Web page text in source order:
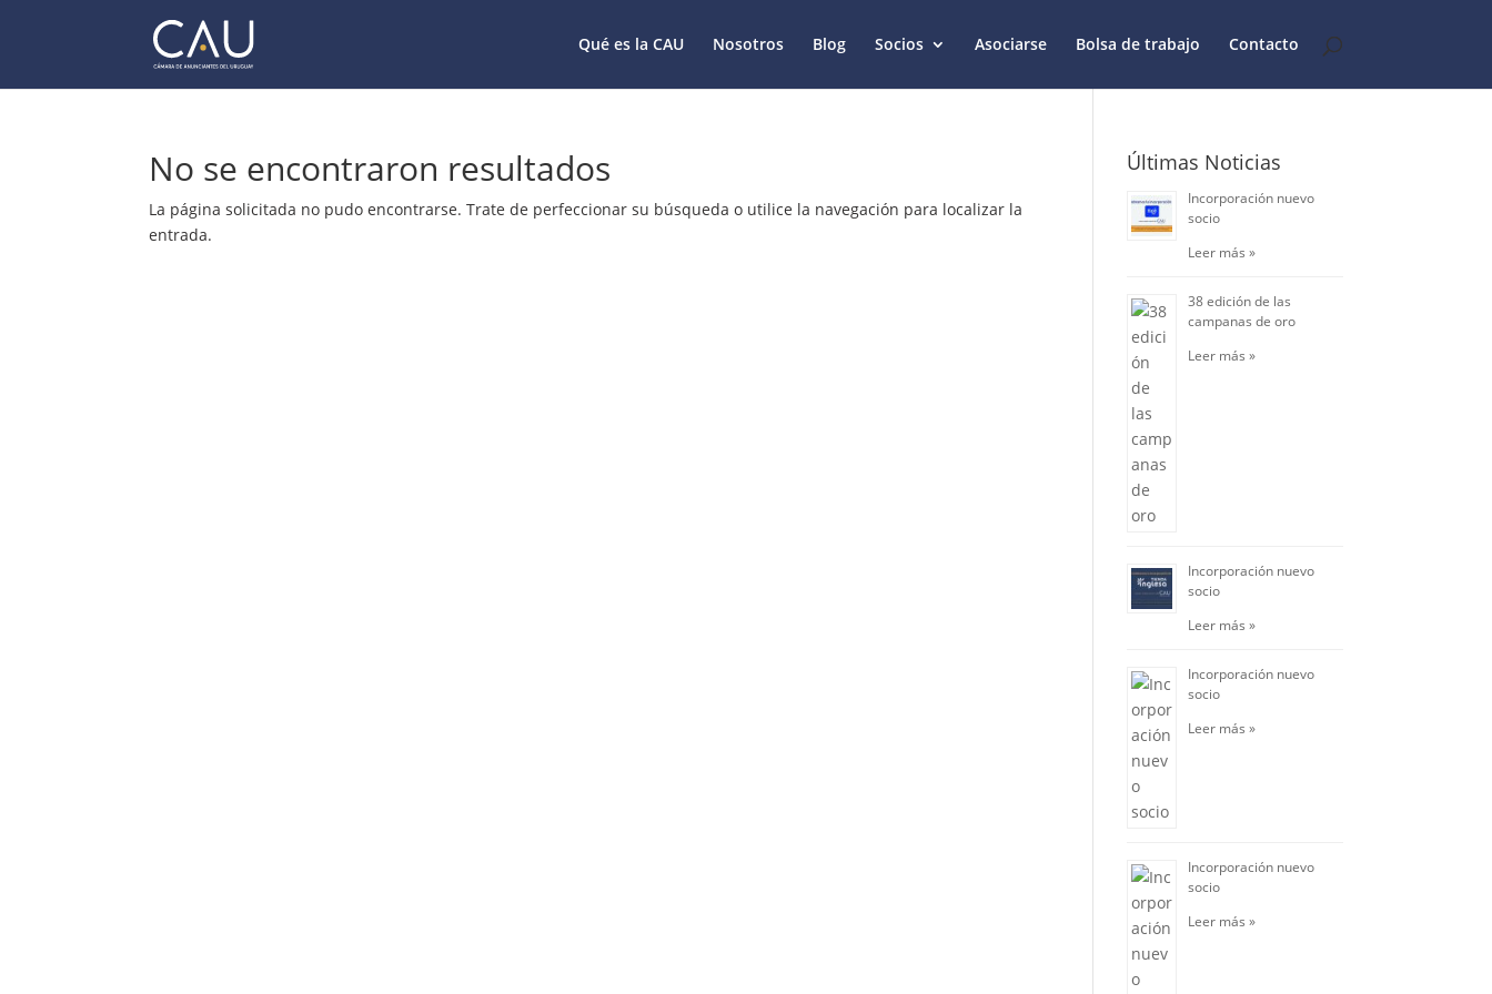
Qué es la CAU Nosotros Blog Socios Asociarse Bolsa de trabajo Contacto
No se encontraron resultados
La página solicitada no pudo encontrarse. Trate de perfeccionar su búsqueda o utilice la navegación para localizar la
entrada.
Últimas Noticias
Incorporación nuevo
socio
Leer más »
38 edición de las
campanas de oro
Leer más »
Incorporación nuevo
socio
Leer más »
Incorporación nuevo
socio
Leer más »
Incorporación nuevo
socio
Leer más »